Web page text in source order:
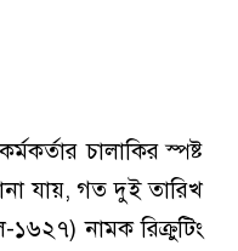
চালাকির স্পষ্ট
যায়, গত দুই তারিখ
নামক রিক্রুটিং